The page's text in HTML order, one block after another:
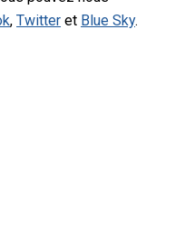
,Twitter et Blue Sky.